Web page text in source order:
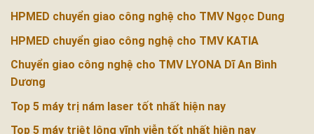
HPMED chuyển giao công nghệ cho TMV Ngọc Dung
HPMED chuyển giao công nghệ cho TMV KATIA
Chuyển giao công nghệ cho TMV LYONA Dĩ An Bình
Dương
Top 5 máy trị nám laser tốt nhất hiện nay
Top 5 máy triệt lông vĩnh viễn tốt nhất hiện nay